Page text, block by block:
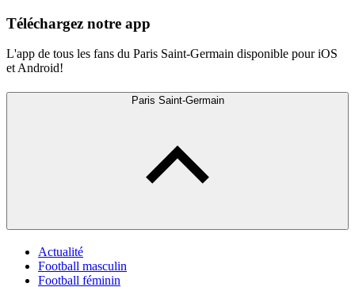
Téléchargez notre app
L'app de tous les fans du Paris Saint-Germain disponible pour iOS
et Android!
Paris Saint-Germain
Actualité
Football masculin
Football féminin